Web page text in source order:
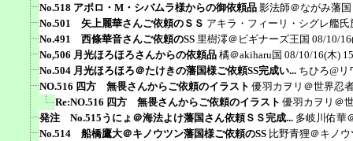
No.518 アポロ・M・シバムラ様からの御依頼品 影法師＠ながみ藩国
No.501 矢上麗華さんご依頼のＳＳ アキラ・フィーリ・シグレ艦氏
No.491 西條華音さんご依頼のSS 里樹澪＠ビギナーズ王国 08/10/
No,506 月光ほろほろさんからの依頼品 橘＠akiharu国 08/10/16(木)
No.504 月光ほろほろ＠たけきの藩国様ご依頼SS完成い... ちひろ@リ
NO.516 四方 無畏さんからご依頼のイラスト 優羽カヲリ＠世界忍
Re:NO.516 四方 無畏さんからご依頼のイラスト 優羽カヲリ＠
発注 No.515うにょ＠海法よけ藩国さん依頼ＳＳ完成... 多岐川佑華
No.514 船橋鷹大＠キノウツン藩国様ご依頼のSS 比野青狸＠キノ